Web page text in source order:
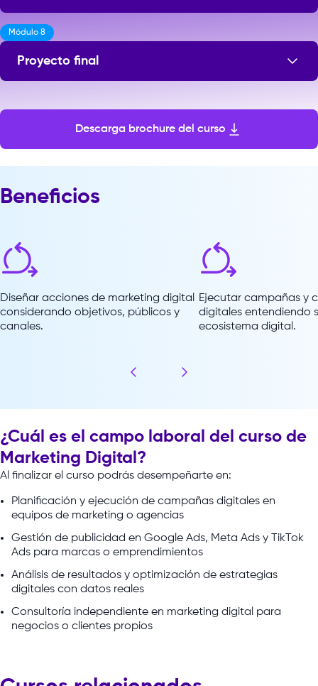
Sesiones: 5
Módulo 8
Proyecto final
Descarga brochure del curso
Beneficios
Diseñar acciones de marketing digital
considerando objetivos, públicos y
canales.
Ejecutar campañas y
digitales entendiendo
ecosistema digital.
¿Cuál es el campo laboral del curso de
Marketing Digital?
Al finalizar el curso podrás desempeñarte en:
Planificación y ejecución de campañas digitales en
equipos de marketing o agencias
Gestión de publicidad en Google Ads, Meta Ads y TikTok
Ads para marcas o emprendimientos
Análisis de resultados y optimización de estrategias
digitales con datos reales
Consultoría independiente en marketing digital para
negocios o clientes propios